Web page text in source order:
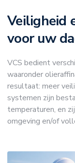
Veiligheid
voor uw
VCS bedient
waaronder
resultaat: meer
systemen zijn
temperaturen, en
omgeving en/of